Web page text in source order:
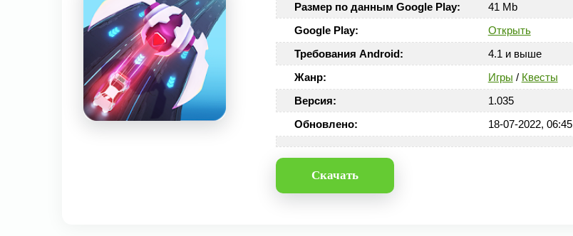
Размер по данным Google Play:
41 Mb
Google Play:
Открыть
Требования Android:
4.1 и выше
Жанр:
Игры / Квесты
Версия:
1.035
Обновлено:
18-07-2022, 06:45
Скачать